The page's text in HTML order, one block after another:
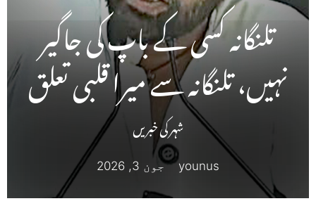
تلنگانہ کسی کے باپ کی جاگیر
نہیں، تلنگانہ سے میرا قلبی تعلق
شہر کی خبریں
younus جون 3, 2026